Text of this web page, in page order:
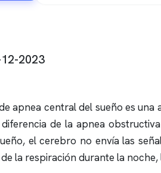
2023
apnea central del sueño es
de la apnea obstructiva
el cerebro no envía las
la respiración durante la